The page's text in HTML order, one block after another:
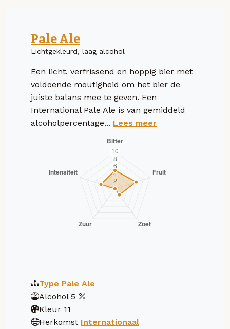
Pale Ale
Lichtgekleurd, laag alcohol
Een licht, verfrissend en hoppig bier met
voldoende moutigheid om het bier de
juiste balans mee te geven. Een
International Pale Ale is van gemiddeld
alcoholpercentage... Lees meer
Type Pale Ale
Alcohol 5
Kleur 11
Herkomst Internationaal